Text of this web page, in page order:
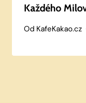
Každého
Od KafeKakao.cz